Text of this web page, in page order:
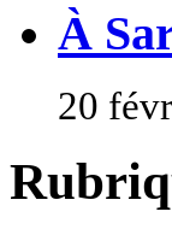
À
20